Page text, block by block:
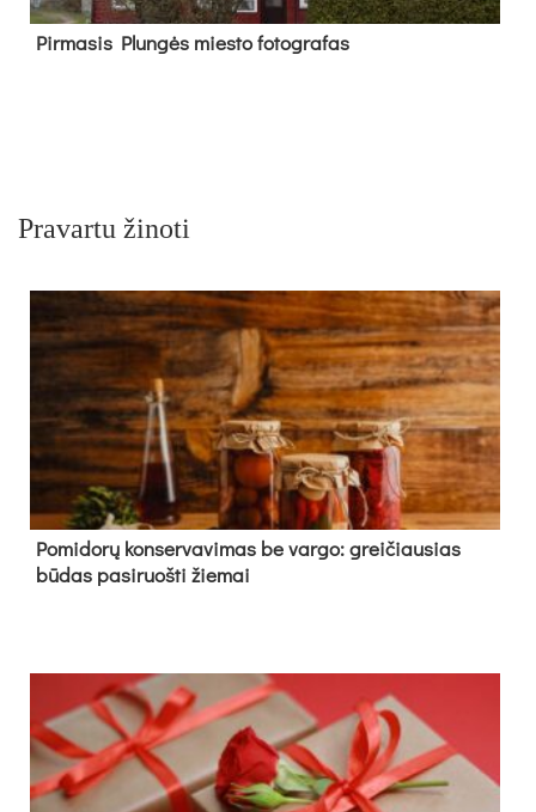
Pir­ma­sis Plun­gės mies­to fo­tog­ra­fas
Pravartu žinoti
Pomidorų konservavimas be vargo: greičiausias
būdas pasiruošti žiemai